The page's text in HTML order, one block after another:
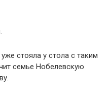
стояла у стола с таким
семье Нобелевскую